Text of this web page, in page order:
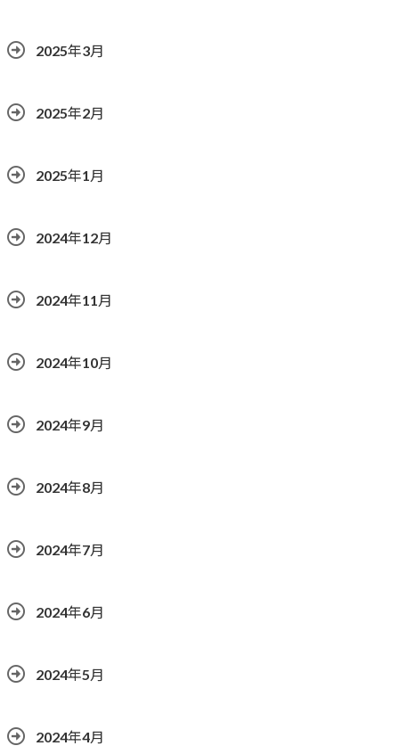
2025年3月
2025年2月
2025年1月
2024年12月
2024年11月
2024年10月
2024年9月
2024年8月
2024年7月
2024年6月
2024年5月
2024年4月